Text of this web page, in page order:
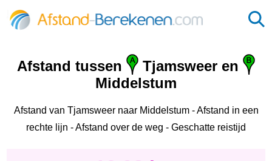
Afstand tussen
Tjamsweer en
Middelstum
Afstand van Tjamsweer naar Middelstum - Afstand in een
rechte lijn - Afstand over de weg - Geschatte reistijd